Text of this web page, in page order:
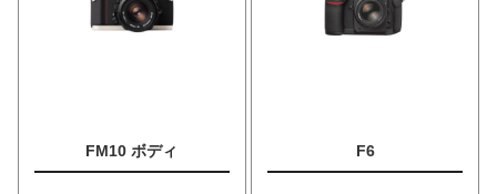
FM10 ボディ F6